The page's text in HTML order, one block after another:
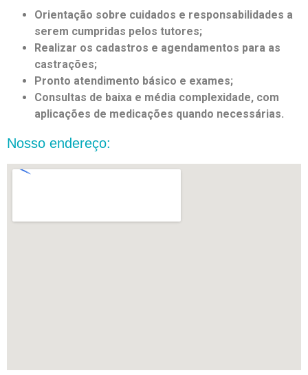
Orientação sobre cuidados e responsabilidades a
serem cumpridas pelos tutores;
Realizar os cadastros e agendamentos para as
castrações;
Pronto atendimento básico e exames;
Consultas de baixa e média complexidade, com
aplicações de medicações quando necessárias.
Nosso endereço: